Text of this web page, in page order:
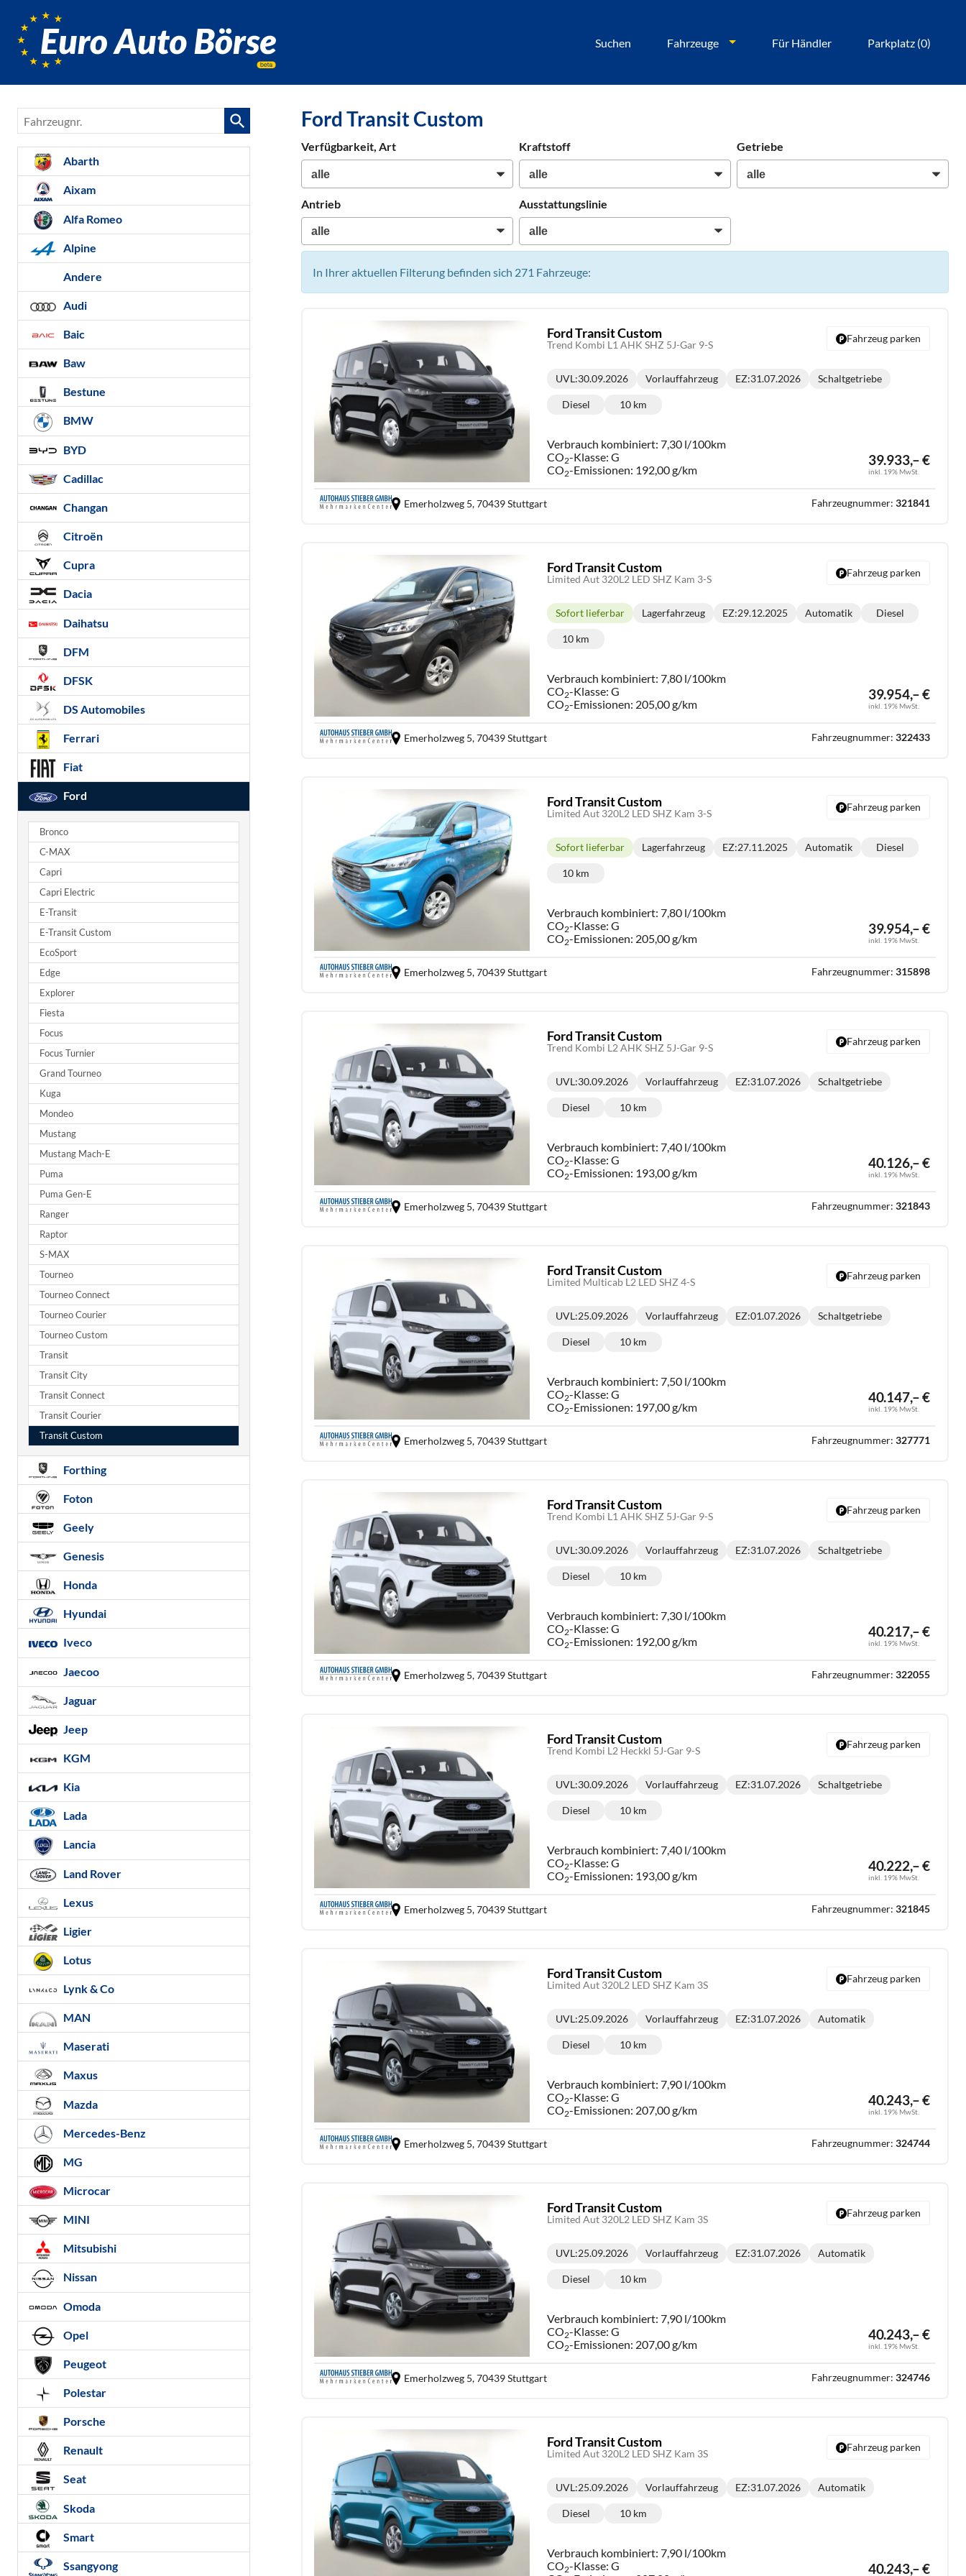
Gebrauchtwagen,
Neuwagen
Suchen Fahrzeuge Für Händler Parkplatz (0)
Ford Transit Custom
Verfügbarkeit, Art Kraftstoff Getriebe
Antrieb Ausstattungslinie
In Ihrer aktuellen Filterung befinden sich 271 Fahrzeuge:
Ford Transit Custom
Trend Kombi L1 AHK SHZ 5J-Gar 9-S
39.933,– €
inkl. 19% MwSt.
Lieferzeit:
UVL:30.09.2026 Vorlauffahrzeug EZ:31.07.2026
Getriebe:
Schaltgetriebe
Kraftstoff:
Diesel
Kilometerstand:
10 km
Verbrauch kombiniert:7,30 l/100km
CO2-Klasse: G
CO2-Emissionen: 192,00 g/km
Fahrzeug parken
Emerholzweg 5,70439 Stuttgart Fahrzeugnummer: 321841
Ford Transit Custom
Limited Aut 320L2 LED SHZ Kam 3-S
39.954,– €
inkl. 19% MwSt.
Lieferzeit:
Sofort lieferbar Lagerfahrzeug EZ:29.12.2025
Getriebe:
Automatik
Kraftstoff:
Diesel
Kilometerstand:
10 km
Verbrauch kombiniert:7,80 l/100km
CO2-Klasse: G
CO2-Emissionen: 205,00 g/km
Fahrzeug parken
Emerholzweg 5,70439 Stuttgart Fahrzeugnummer: 322433
Ford Transit Custom
Limited Aut 320L2 LED SHZ Kam 3-S
39.954,– €
inkl. 19% MwSt.
Lieferzeit:
Sofort lieferbar Lagerfahrzeug EZ:27.11.2025
Getriebe:
Automatik
Kraftstoff:
Diesel
Kilometerstand:
10 km
Verbrauch kombiniert:7,80 l/100km
CO2-Klasse: G
CO2-Emissionen: 205,00 g/km
Fahrzeug parken
Emerholzweg 5,70439 Stuttgart Fahrzeugnummer: 315898
Ford Transit Custom
Trend Kombi L2 AHK SHZ 5J-Gar 9-S
40.126,– €
inkl. 19% MwSt.
Lieferzeit:
UVL:30.09.2026 Vorlauffahrzeug EZ:31.07.2026
Getriebe:
Schaltgetriebe
Kraftstoff:
Diesel
Kilometerstand:
10 km
Verbrauch kombiniert:7,40 l/100km
CO2-Klasse: G
CO2-Emissionen: 193,00 g/km
Fahrzeug parken
Emerholzweg 5,70439 Stuttgart Fahrzeugnummer: 321843
Ford Transit Custom
Limited Multicab L2 LED SHZ 4-S
40.147,– €
inkl. 19% MwSt.
Lieferzeit:
UVL:25.09.2026 Vorlauffahrzeug EZ:01.07.2026
Getriebe:
Schaltgetriebe
Kraftstoff:
Diesel
Kilometerstand:
10 km
Verbrauch kombiniert:7,50 l/100km
CO2-Klasse: G
CO2-Emissionen: 197,00 g/km
Fahrzeug parken
Emerholzweg 5,70439 Stuttgart Fahrzeugnummer: 327771
Ford Transit Custom
Trend Kombi L1 AHK SHZ 5J-Gar 9-S
40.217,– €
inkl. 19% MwSt.
Lieferzeit:
UVL:30.09.2026 Vorlauffahrzeug EZ:31.07.2026
Getriebe:
Schaltgetriebe
Kraftstoff:
Diesel
Kilometerstand:
10 km
Verbrauch kombiniert:7,30 l/100km
CO2-Klasse: G
CO2-Emissionen: 192,00 g/km
Fahrzeug parken
Emerholzweg 5,70439 Stuttgart Fahrzeugnummer: 322055
Ford Transit Custom
Trend Kombi L2 Heckkl 5J-Gar 9-S
40.222,– €
inkl. 19% MwSt.
Lieferzeit:
UVL:30.09.2026 Vorlauffahrzeug EZ:31.07.2026
Getriebe:
Schaltgetriebe
Kraftstoff:
Diesel
Kilometerstand:
10 km
Verbrauch kombiniert:7,40 l/100km
CO2-Klasse: G
CO2-Emissionen: 193,00 g/km
Fahrzeug parken
Emerholzweg 5,70439 Stuttgart Fahrzeugnummer: 321845
Ford Transit Custom
Limited Aut 320L2 LED SHZ Kam 3S
40.243,– €
inkl. 19% MwSt.
Lieferzeit:
UVL:25.09.2026 Vorlauffahrzeug EZ:31.07.2026
Getriebe:
Automatik
Kraftstoff:
Diesel
Kilometerstand:
10 km
Verbrauch kombiniert:7,90 l/100km
CO2-Klasse: G
CO2-Emissionen: 207,00 g/km
Fahrzeug parken
Emerholzweg 5,70439 Stuttgart Fahrzeugnummer: 324744
Ford Transit Custom
Limited Aut 320L2 LED SHZ Kam 3S
40.243,– €
inkl. 19% MwSt.
Lieferzeit:
UVL:25.09.2026 Vorlauffahrzeug EZ:31.07.2026
Getriebe:
Automatik
Kraftstoff:
Diesel
Kilometerstand:
10 km
Verbrauch kombiniert:7,90 l/100km
CO2-Klasse: G
CO2-Emissionen: 207,00 g/km
Fahrzeug parken
Emerholzweg 5,70439 Stuttgart Fahrzeugnummer: 324746
Ford Transit Custom
Limited Aut 320L2 LED SHZ Kam 3S
40.243,– €
Lieferzeit:
UVL:25.09.2026 Vorlauffahrzeug EZ:31.07.2026
Getriebe:
Automatik
Kraftstoff:
Diesel
Kilometerstand:
10 km
Verbrauch kombiniert:7,90 l/100km
CO2-Klasse: G
Fahrzeug parken
Fahrzeugnr.
Abarth
Aixam
Alfa Romeo
Alpine
Andere
Audi
Baic
Baw
Bestune
BMW
BYD
Cadillac
Changan
Citroën
Cupra
Dacia
Daihatsu
DFM
DFSK
DS Automobiles
Ferrari
Fiat
Ford
Bronco
C-MAX
Capri
Capri Electric
E-Transit
E-Transit Custom
EcoSport
Edge
Explorer
Fiesta
Focus
Focus Turnier
Grand Tourneo
Kuga
Mondeo
Mustang
Mustang Mach-E
Puma
Puma Gen-E
Ranger
Raptor
S-MAX
Tourneo
Tourneo Connect
Tourneo Courier
Tourneo Custom
Transit
Transit City
Transit Connect
Transit Courier
Transit Custom
Forthing
Foton
Geely
Genesis
Honda
Hyundai
Iveco
Jaecoo
Jaguar
Jeep
KGM
Kia
Lada
Lancia
Land Rover
Lexus
Ligier
Lotus
Lynk & Co
MAN
Maserati
Maxus
Mazda
Mercedes-Benz
MG
Microcar
MINI
Mitsubishi
Nissan
Omoda
Opel
Peugeot
Polestar
Porsche
Renault
Seat
Skoda
Smart
Ssangyong